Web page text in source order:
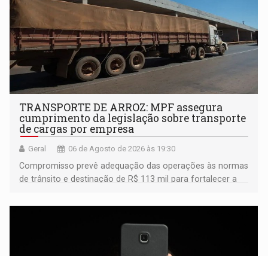
TRANSPORTE DE ARROZ: MPF assegura
cumprimento da legislação sobre transporte
de cargas por empresa
Geral 06 de Agosto de 2026 às 19:30
Compromisso prevê adequação das operações às normas
de trânsito e destinação de R$ 113 mil para fortalecer a